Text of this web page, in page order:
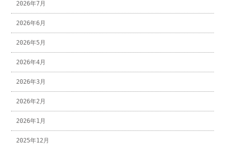
2026年7月
2026年6月
2026年5月
2026年4月
2026年3月
2026年2月
2026年1月
2025年12月